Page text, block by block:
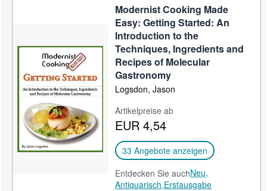
Modernist Cooking Made
Easy: Getting Started: An
Introduction to the
Techniques, Ingredients and
Recipes of Molecular
Gastronomy
Logsdon, Jason
Artikelpreise ab
EUR 4,54
33 Angebote anzeigen
Entdecken Sie auchNeu,
Antiquarisch,Erstausgabe